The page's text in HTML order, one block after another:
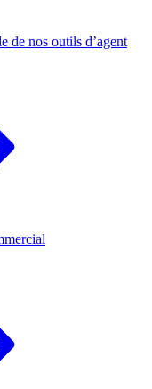
de nos outils d’agent